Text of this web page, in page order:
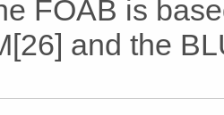
FOAB is
and the